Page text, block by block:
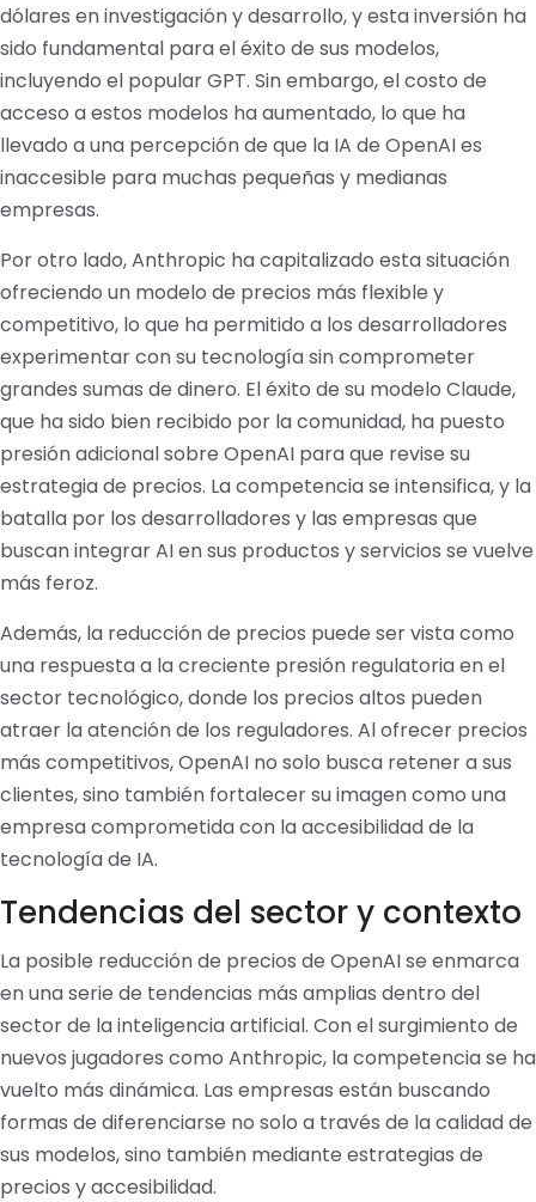
dólares en investigación y desarrollo, y esta inversión ha
sido fundamental para el éxito de sus modelos,
incluyendo el popular GPT. Sin embargo, el costo de
acceso a estos modelos ha aumentado, lo que ha
llevado a una percepción de que la IA de OpenAI es
inaccesible para muchas pequeñas y medianas
empresas.
Por otro lado, Anthropic ha capitalizado esta situación
ofreciendo un modelo de precios más flexible y
competitivo, lo que ha permitido a los desarrolladores
experimentar con su tecnología sin comprometer
grandes sumas de dinero. El éxito de su modelo Claude,
que ha sido bien recibido por la comunidad, ha puesto
presión adicional sobre OpenAI para que revise su
estrategia de precios. La competencia se intensifica, y la
batalla por los desarrolladores y las empresas que
buscan integrar AI en sus productos y servicios se vuelve
más feroz.
Además, la reducción de precios puede ser vista como
una respuesta a la creciente presión regulatoria en el
sector tecnológico, donde los precios altos pueden
atraer la atención de los reguladores. Al ofrecer precios
más competitivos, OpenAI no solo busca retener a sus
clientes, sino también fortalecer su imagen como una
empresa comprometida con la accesibilidad de la
tecnología de IA.
Tendencias del sector y contexto
La posible reducción de precios de OpenAI se enmarca
en una serie de tendencias más amplias dentro del
sector de la inteligencia artificial. Con el surgimiento de
nuevos jugadores como Anthropic, la competencia se ha
vuelto más dinámica. Las empresas están buscando
formas de diferenciarse no solo a través de la calidad de
sus modelos, sino también mediante estrategias de
precios y accesibilidad.